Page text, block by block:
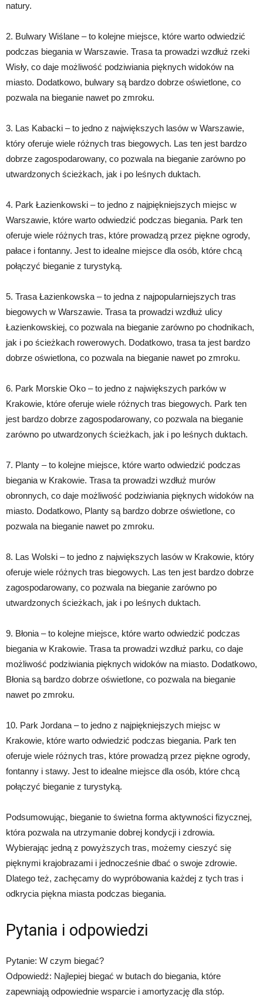
natury.
2. Bulwary Wiślane – to kolejne miejsce, które warto odwiedzić
podczas biegania w Warszawie. Trasa ta prowadzi wzdłuż rzeki
Wisły, co daje możliwość podziwiania pięknych widoków na
miasto. Dodatkowo, bulwary są bardzo dobrze oświetlone, co
pozwala na bieganie nawet po zmroku.
3. Las Kabacki – to jedno z największych lasów w Warszawie,
który oferuje wiele różnych tras biegowych. Las ten jest bardzo
dobrze zagospodarowany, co pozwala na bieganie zarówno po
utwardzonych ścieżkach, jak i po leśnych duktach.
4. Park Łazienkowski – to jedno z najpiękniejszych miejsc w
Warszawie, które warto odwiedzić podczas biegania. Park ten
oferuje wiele różnych tras, które prowadzą przez piękne ogrody,
pałace i fontanny. Jest to idealne miejsce dla osób, które chcą
połączyć bieganie z turystyką.
5. Trasa Łazienkowska – to jedna z najpopularniejszych tras
biegowych w Warszawie. Trasa ta prowadzi wzdłuż ulicy
Łazienkowskiej, co pozwala na bieganie zarówno po chodnikach,
jak i po ścieżkach rowerowych. Dodatkowo, trasa ta jest bardzo
dobrze oświetlona, co pozwala na bieganie nawet po zmroku.
6. Park Morskie Oko – to jedno z największych parków w
Krakowie, które oferuje wiele różnych tras biegowych. Park ten
jest bardzo dobrze zagospodarowany, co pozwala na bieganie
zarówno po utwardzonych ścieżkach, jak i po leśnych duktach.
7. Planty – to kolejne miejsce, które warto odwiedzić podczas
biegania w Krakowie. Trasa ta prowadzi wzdłuż murów
obronnych, co daje możliwość podziwiania pięknych widoków na
miasto. Dodatkowo, Planty są bardzo dobrze oświetlone, co
pozwala na bieganie nawet po zmroku.
8. Las Wolski – to jedno z największych lasów w Krakowie, który
oferuje wiele różnych tras biegowych. Las ten jest bardzo dobrze
zagospodarowany, co pozwala na bieganie zarówno po
utwardzonych ścieżkach, jak i po leśnych duktach.
9. Błonia – to kolejne miejsce, które warto odwiedzić podczas
biegania w Krakowie. Trasa ta prowadzi wzdłuż parku, co daje
możliwość podziwiania pięknych widoków na miasto. Dodatkowo,
Błonia są bardzo dobrze oświetlone, co pozwala na bieganie
nawet po zmroku.
10. Park Jordana – to jedno z najpiękniejszych miejsc w
Krakowie, które warto odwiedzić podczas biegania. Park ten
oferuje wiele różnych tras, które prowadzą przez piękne ogrody,
fontanny i stawy. Jest to idealne miejsce dla osób, które chcą
połączyć bieganie z turystyką.
Podsumowując, bieganie to świetna forma aktywności fizycznej,
która pozwala na utrzymanie dobrej kondycji i zdrowia.
Wybierając jedną z powyższych tras, możemy cieszyć się
pięknymi krajobrazami i jednocześnie dbać o swoje zdrowie.
Dlatego też, zachęcamy do wypróbowania każdej z tych tras i
odkrycia piękna miasta podczas biegania.
Pytania i odpowiedzi
Pytanie: W czym biegać?
Odpowiedź: Najlepiej biegać w butach do biegania, które
zapewniają odpowiednie wsparcie i amortyzację dla stóp.